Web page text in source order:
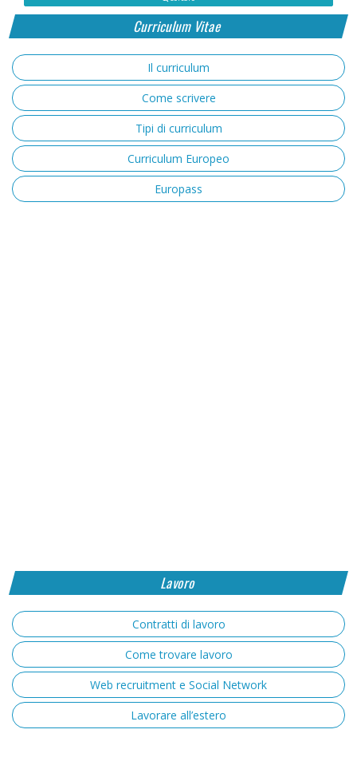
Curriculum Vitae
Il curriculum
Come scrivere
Tipi di curriculum
Curriculum Europeo
Europass
Lavoro
Contratti di lavoro
Come trovare lavoro
Web recruitment e Social Network
Lavorare all’estero